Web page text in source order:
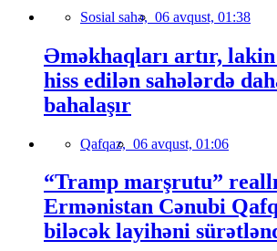
Sosial sahə, 06 avqust, 01:38
Əməkhaqları artır,
hiss edilən sahələrdə
bahalaşır
Qafqaz, 06 avqust, 01:06
“Tramp marşrutu”
Ermənistan Cənubi
biləcək layihəni